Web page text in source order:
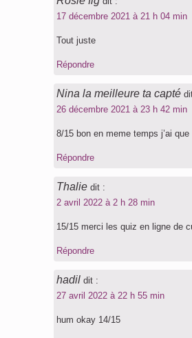
17 décembre 2021 à 21 h 04 min
Tout juste
Répondre
Nina la meilleure ta capté
26 décembre 2021 à 23 h 42 min
8/15 bon en meme temps j’ai
Répondre
Thalie dit :
2 avril 2022 à 2 h 28 min
15/15 merci les quiz en ligne de
Répondre
hadil dit :
27 avril 2022 à 22 h 55 min
hum okay 14/15